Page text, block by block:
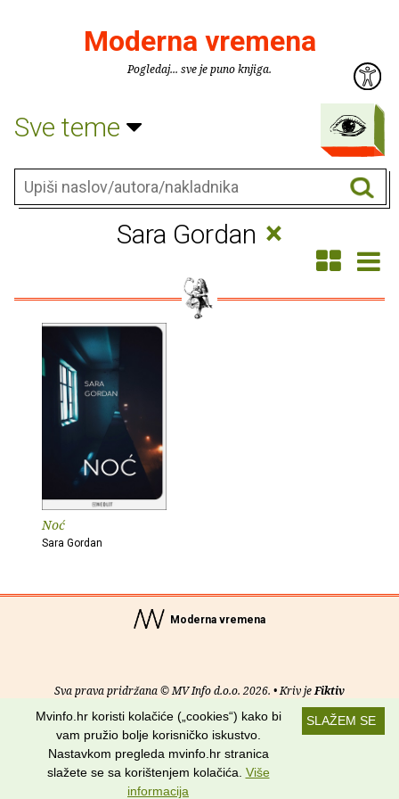
Moderna vremena
Pogledaj... sve je puno knjiga.
Sve teme
Sara Gordan ×
Noć
Sara Gordan
Moderna vremena
Sva prava pridržana © MV Info d.o.o. 2026. • Kriv jeFiktiv
Uvjeti korištenja RSS kanali
Potraži nas na:
SLAŽEM SE
Mvinfo.hr koristi kolačiće („cookies“) kako bi
vam pružio bolje korisničko iskustvo.
Nastavkom pregleda mvinfo.hr stranica
slažete se sa korištenjem kolačića. Više
informacija